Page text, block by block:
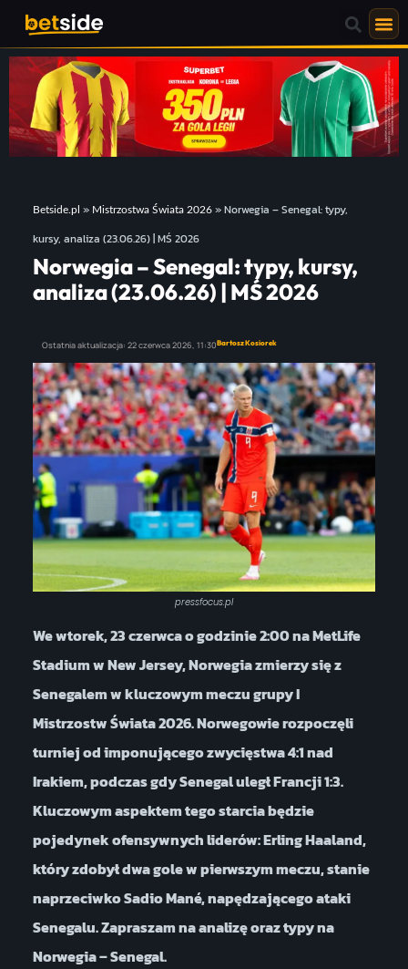
Betside.pl » Mistrzostwa Świata 2026»Norwegia – Senegal: typy,
kursy, analiza (23.06.26) | MŚ 2026
Norwegia – Senegal: typy, kursy,
analiza (23.06.26) | MŚ 2026
Ostatnia aktualizacja: 22 czerwca 2026, 11:30Bartosz Kosiorek
pressfocus.pl
We wtorek, 23 czerwca o godzinie 2:00 na MetLife
Stadium w New Jersey, Norwegia zmierzy się z
Senegalem w kluczowym meczu grupy I
Mistrzostw Świata 2026. Norwegowie rozpoczęli
turniej od imponującego zwycięstwa 4:1 nad
Irakiem, podczas gdy Senegal uległ Francji 1:3.
Kluczowym aspektem tego starcia będzie
pojedynek ofensywnych liderów: Erling Haaland,
który zdobył dwa gole w pierwszym meczu, stanie
naprzeciwko Sadio Mané, napędzającego ataki
Senegalu. Zapraszam na analizę oraz typy na
Norwegia – Senegal.